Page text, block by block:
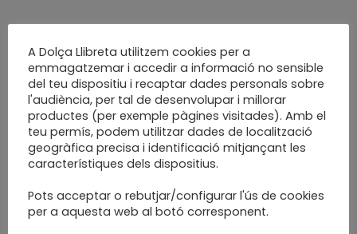
Feliços 90 avi!! Amor
de nétes
Àlbum de fotos
A Dolça Llibreta utilitzem cookies per a
emmagatzemar i accedir a informació no sensible
del teu dispositiu i recaptar dades personals sobre
l'audiència, per tal de desenvolupar i millorar
productes (per exemple pàgines visitades). Amb el
teu permís, podem utilitzar dades de localització
geogràfica precisa i identificació mitjançant les
característiques dels dispositius.
Pots acceptar o rebutjar/configurar l'ús de cookies
per a aquesta web al botó corresponent.